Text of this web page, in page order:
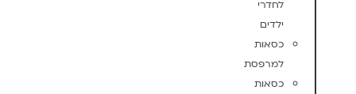
לחדרי
ילדים
כסאות
למרפסת
כסאות